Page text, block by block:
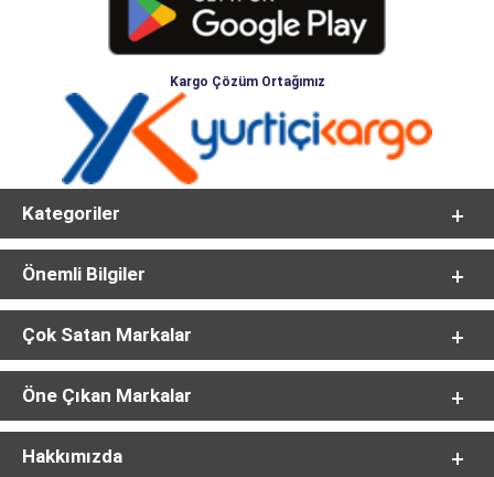
Kargo Çözüm Ortağımız
Kategoriler
Önemli Bilgiler
Çok Satan Markalar
Öne Çıkan Markalar
Hakkımızda